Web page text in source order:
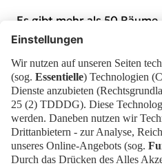
Es gibt mehr als 50 Räume.
Der CityCube Berlin ist
Gelände verbunden.
Das WortCityCubeist
Citybedeutet Stadt.
Cubebedeutet Würfel.